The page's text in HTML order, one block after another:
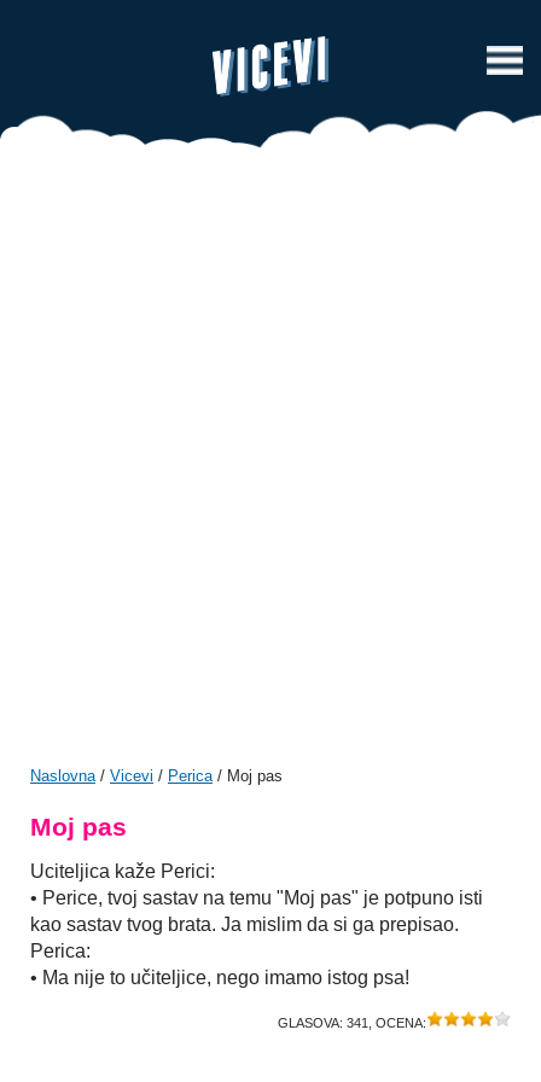
Naslovna/ Vicevi / Perica/ Moj pas
Moj pas
Uciteljica kaže Perici:
• Perice, tvoj sastav na temu "Moj pas" je potpuno isti
kao sastav tvog brata. Ja mislim da si ga prepisao.
Perica:
• Ma nije to učiteljice, nego imamo istog psa!
GLASOVA: 341 , OCENA: